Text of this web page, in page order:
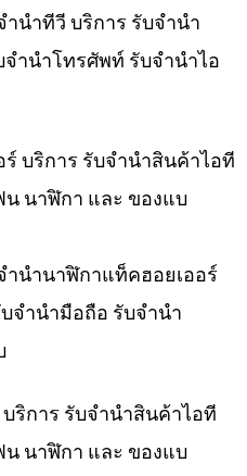
นำทีวี บริการ รับจำนำ
ำนำโทรศัพท์ รับจำนำไอ
บริการ รับจำนำสินค้าไอที
นาฬิกา และ ของแบ
นำนาฬิกาแท็คฮอยเออร์
จำนำมือถือ รับจำนำ
ริการ รับจำนำสินค้าไอที
นาฬิกา และ ของแบ